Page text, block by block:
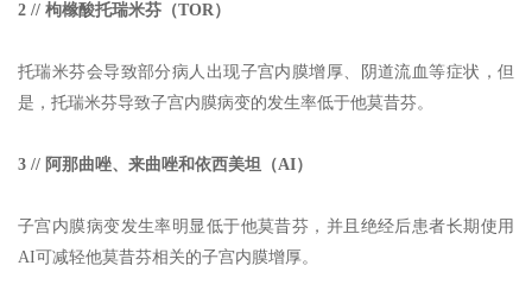
2 // 枸橼酸托瑞米芬（TOR）
托瑞米芬会导致部分病人出现子宫内膜增厚、阴道流血等症状，但
是，托瑞米芬导致子宫内膜病变的发生率低于他莫昔芬。
3 // 阿那曲唑、来曲唑和依西美坦（AI）
子宫内膜病变发生率明显低于他莫昔芬，并且绝经后患者长期使用
AI可减轻他莫昔芬相关的子宫内膜增厚。